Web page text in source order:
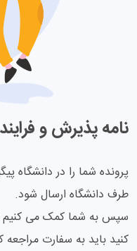
نامه پذیرش و
طرف دانشگاه ارسال شود.
سپس به شما کمک می کنیم
کنید باید به سفارت